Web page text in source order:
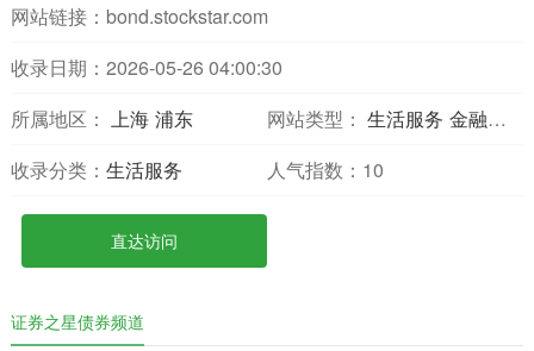
网站链接： bond.stockstar.com
收录日期：2026-05-26 04:00:30
所属地区： 上海 浦东 网站类型： 生活服务 金融财经
收录分类： 生活服务 人气指数： 10
直达访问
证券之星债券频道